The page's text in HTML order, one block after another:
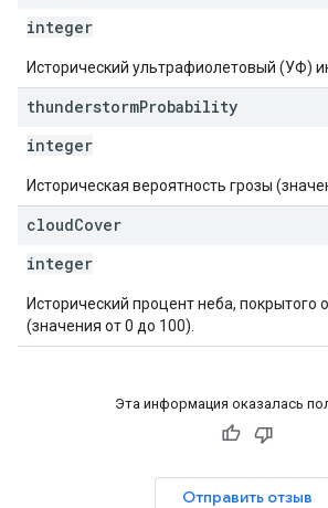
integer
Исторический ультрафиолетовый (УФ)
thunderstormProbability
integer
Историческая вероятность грозы
cloudCover
integer
Исторический процент неба, покрытого
(значения от 0 до 100).
Эта информация оказалась
Отправить отзыв